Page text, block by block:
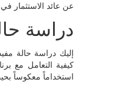
عن عائد الاستثمار في
دراسة
إليك دراسة حالة
كيفية التعامل مع
استخداماً معكوساً بحيث